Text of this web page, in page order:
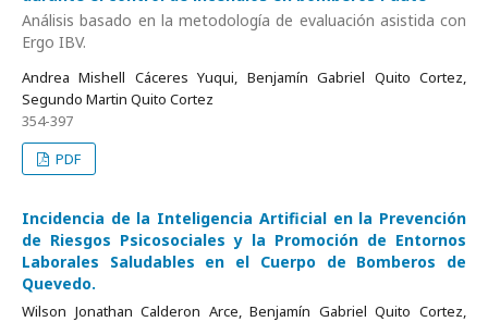
Análisis basado en la metodología de evaluación asistida con
Ergo IBV.
Andrea Mishell Cáceres Yuqui, Benjamín Gabriel Quito Cortez,
Segundo Martin Quito Cortez
354-397
PDF
Incidencia de la Inteligencia Artificial en la Prevención
de Riesgos Psicosociales y la Promoción de Entornos
Laborales Saludables en el Cuerpo de Bomberos de
Quevedo.
Wilson Jonathan Calderon Arce, Benjamín Gabriel Quito Cortez,